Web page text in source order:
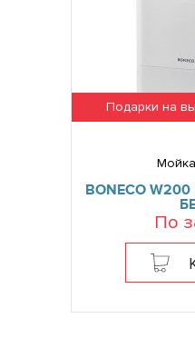
Подарки на
BONECO
По